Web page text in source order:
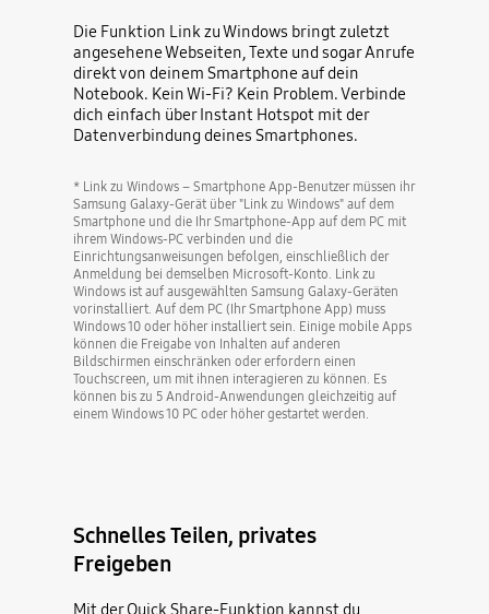
Die Funktion Link zu Windows bringt zuletzt
angesehene Webseiten, Texte und sogar Anrufe
direkt von deinem Smartphone auf dein
Notebook. Kein Wi-Fi? Kein Problem. Verbinde
dich einfach über Instant Hotspot mit der
Datenverbindung deines Smartphones.
* Link zu Windows – Smartphone App-Benutzer müssen ihr
Samsung Galaxy-Gerät über "Link zu Windows" auf dem
Smartphone und die Ihr Smartphone-App auf dem PC mit
ihrem Windows-PC verbinden und die
Einrichtungsanweisungen befolgen, einschließlich der
Anmeldung bei demselben Microsoft-Konto. Link zu
Windows ist auf ausgewählten Samsung Galaxy-Geräten
vorinstalliert. Auf dem PC (Ihr Smartphone App) muss
Windows 10 oder höher installiert sein. Einige mobile Apps
können die Freigabe von Inhalten auf anderen
Bildschirmen einschränken oder erfordern einen
Touchscreen, um mit ihnen interagieren zu können. Es
können bis zu 5 Android-Anwendungen gleichzeitig auf
einem Windows 10 PC oder höher gestartet werden.
Schnelles Teilen, privates
Freigeben
Mit der Quick Share-Funktion kannst du